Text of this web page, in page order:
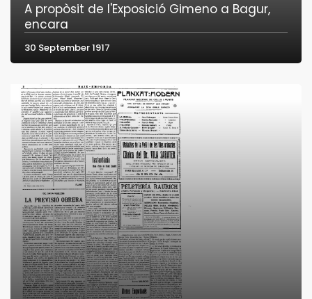
A propòsit de l'Exposició Gimeno a Bagur,
encara
30 September 1917